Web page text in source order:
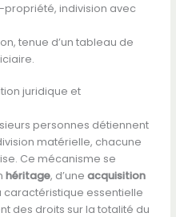
indivision avec
tenue d’un tableau de
juridique et
personnes détiennent
matérielle, chacune
Ce mécanisme se
héritage, d’une acquisition
caractéristique essentielle
des droits sur la totalité du